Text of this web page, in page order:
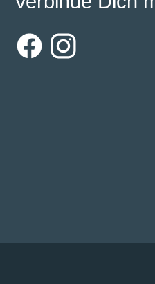
FacebookInstagram